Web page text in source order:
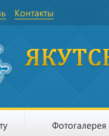
Контакты
Фотогалерея